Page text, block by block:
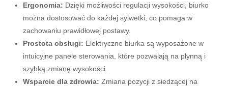
Ergonomia: Dzięki możliwości regulacji wysokości, biurko
można dostosować do każdej sylwetki, co pomaga w
zachowaniu prawidłowej postawy.
Prostota obsługi: Elektryczne biurka są wyposażone w
intuicyjne panele sterowania, które pozwalają na płynną i
szybką zmianę wysokości.
Wsparcie dla zdrowia: Zmiana pozycji z siedzącej na